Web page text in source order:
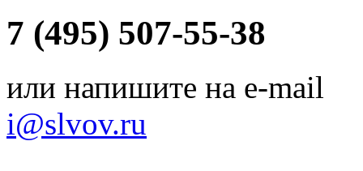
7 (495) 507-55-38
или напишите на e-mail
i@slvov.ru